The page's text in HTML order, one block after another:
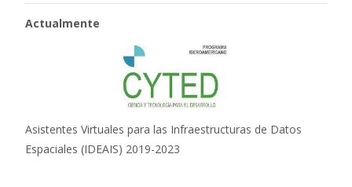
Actualmente
Asistentes Virtuales para las Infraestructuras de Datos
Espaciales (IDEAIS) 2019-2023